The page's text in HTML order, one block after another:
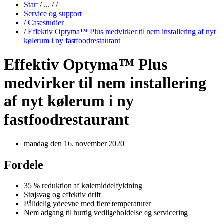
Start /... / /
Service og support
/ Casestudier
/ Effektiv Optyma™ Plus medvirker til nem installering af nyt
kølerum i ny fastfoodrestaurant
Effektiv Optyma™ Plus
medvirker til nem installering
af nyt kølerum i ny
fastfoodrestaurant
mandag den 16. november 2020
Fordele
35 % reduktion af kølemiddelfyldning
Støjsvag og effektiv drift
Pålidelig ydeevne med flere temperaturer
Nem adgang til hurtig vedligeholdelse og servicering